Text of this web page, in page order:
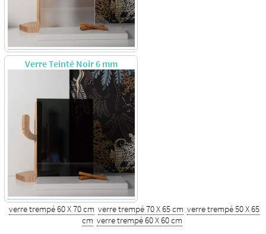
Verre Teinté Noir 6 mm
verre trempé 60 X 70 cm verre trempé 70 X 65 cm verre trempé 50 X 65
cm verre trempé 60 X 60 cm